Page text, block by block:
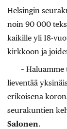
Helsingin
noin 90 000
kaikille yli 18-
kirkkoon ja
–
lieventää
erikoisena
seurakuntien
Salonen.